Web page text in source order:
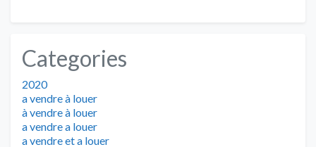
Categories
2020
a vendre à louer
à vendre à louer
a vendre a louer
a vendre et a louer